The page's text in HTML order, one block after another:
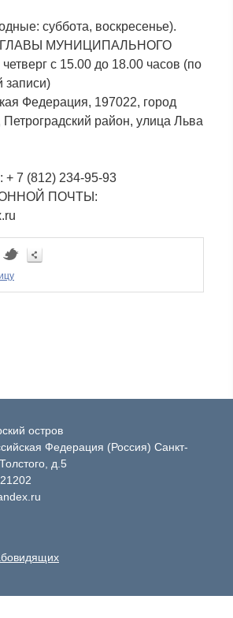
суббота, воскресенье).
МУНИЦИПАЛЬНОГО
с 15.00 до 18.00 часов (по
записи)
Федерация, 197022, город
Петроградский район, улица Льва
7 (812) 234-95-93
ПОЧТЫ:
остров
Федерация (Россия) Санкт-
д.5